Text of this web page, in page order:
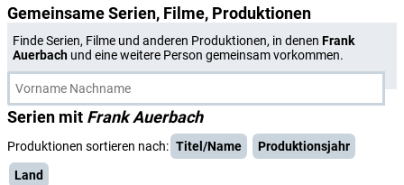
Gemeinsame Serien, Filme, Produktionen
Finde Serien, Filme und anderen Produktionen, in denen Frank
Auerbach und eine weitere Person gemeinsam vorkommen.
Serien mit Frank Auerbach
Produktionen sortieren nach: Titel/Name
Produktionsjahr
Land